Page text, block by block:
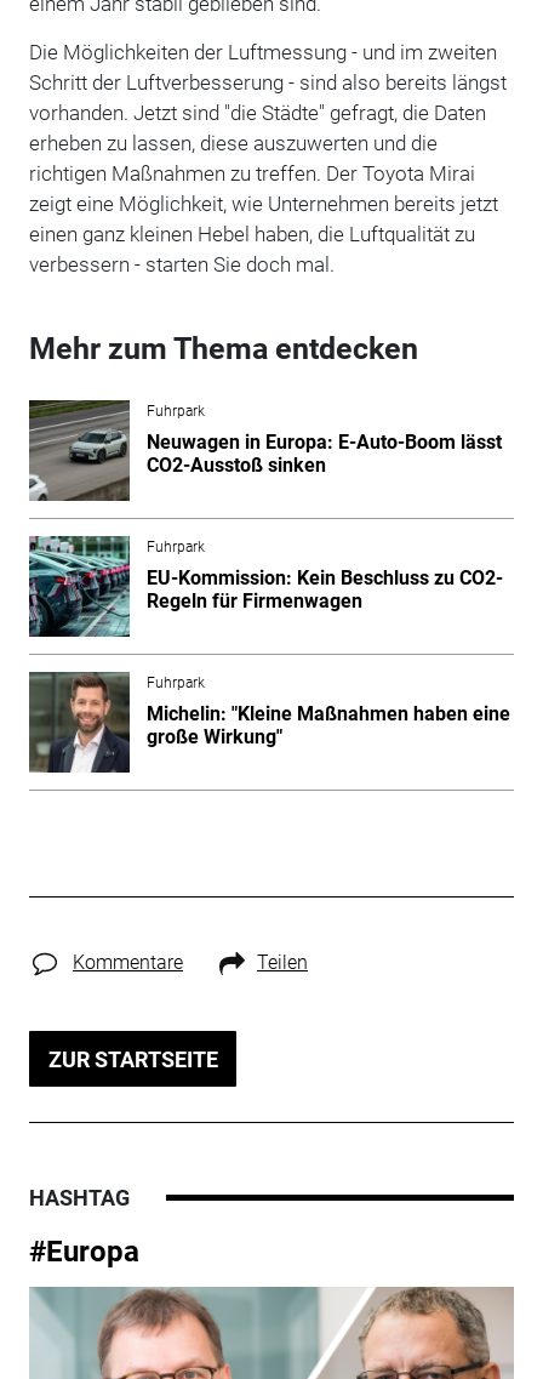
Die Möglichkeiten der Luftmessung - und im zweiten
Schritt der Luftverbesserung - sind also bereits längst
vorhanden. Jetzt sind "die Städte" gefragt, die Daten
erheben zu lassen, diese auszuwerten und die
richtigen Maßnahmen zu treffen. Der Toyota Mirai
zeigt eine Möglichkeit, wie Unternehmen bereits jetzt
einen ganz kleinen Hebel haben, die Luftqualität zu
verbessern - starten Sie doch mal.
Mehr zum Thema entdecken
Fuhrpark
Neuwagen in Europa: E-Auto-Boom lässt
CO2-Ausstoß sinken
Fuhrpark
EU-Kommission: Kein Beschluss zu CO2-
Regeln für Firmenwagen
Fuhrpark
Michelin: "Kleine Maßnahmen haben eine
große Wirkung"
Kommentare Teilen
ZUR STARTSEITE
HASHTAG
#Europa